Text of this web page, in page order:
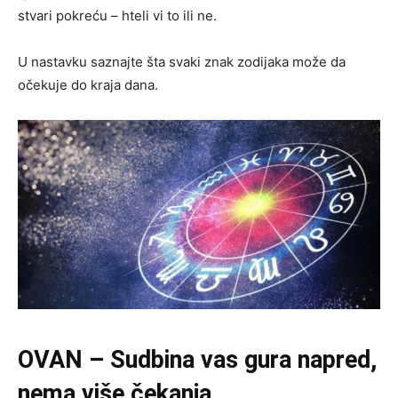
stvari pokreću – hteli vi to ili ne.
U nastavku saznajte šta svaki znak zodijaka može da
očekuje do kraja dana.
OVAN – Sudbina vas gura napred,